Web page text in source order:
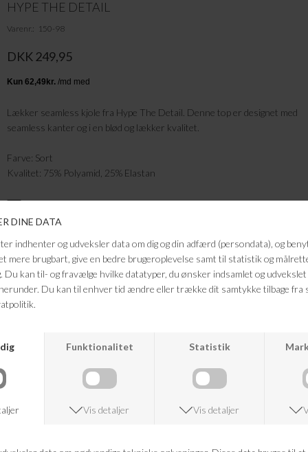
HYPE THE DETAIL
Varenr. 150-98
DKK 249,95
Lækker seamless kjole fra Hype The Detail. Denne top er designet med
seamless kanter og i en blød og lækker kvalitet.
Farve: Sort
Kvalitet: 75% Polyamid, 25% Elastan
FRAGTFRI LEVERING
RETURRET
14 DAGES RETURRET
KUNDESERVICE
ANDRE KØBTE OGSÅ